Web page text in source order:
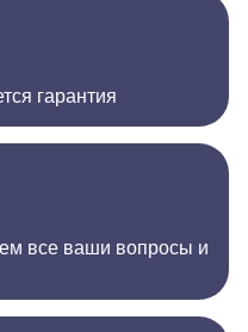
гарантия
все ваши вопросы и